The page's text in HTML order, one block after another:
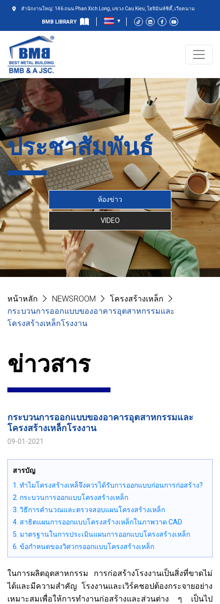
สำนักงานใหญ่: 146 ถนน Phan Xich Long, แขวง Cau Kieu, โฮจิมินห์ซิตี้, เวียดนาม
BMB LIBRARY
ประชาสัมพันธ์
ห้องข่าว
VIDEO
หน้าหลัก NEWSROOM
โครงสร้างเหล็ก
กระบวนการออกแบบของอาคารอุตสาหกรรมและ
โครงสร้างเหล็กโรงงาน
ข่าวสาร
กระบวนการออกแบบของอาคารอุตสาหกรรมและ
โครงสร้างเหล็กโรงงาน
09-01-2021
สารบัญ
1. ทำไมโครงสร้างเหล็จึงควรได้รับการออกแบบก่อนการก่อสร้าง?
2. กระบวนการออกแบบโครงสร้างเหล็ก
3. วิธีการคำนวณและตรวจสอบแผนโครงสร้างเหล็ก
4. สาธิตแผนการออกแบบโครงสร้างเหล็กในภาพวาด CAD
5. มาตรฐานในการประเมินแผนการออกแบบโครงสร้างเหล็ก
6. ข้อกำหนดของวิศวกรออกแบบโครงสร้างเหล็ก
ในการผลิตอุตสาหกรรม การก่อสร้างโรงงานเป็นสิ่งที่ขาดไม่
ได้และมีความสำคัญ โรงงานและเวิร์คชอปต้องกระจายอย่าง
เหมาะสมเพื่อให้การทำงานก่อสร้างและส่วนต่าง ๆ เป็นไป